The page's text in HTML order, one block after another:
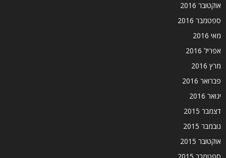
אוקטובר 2016
ספטמבר 2016
מאי 2016
אפריל 2016
מרץ 2016
פברואר 2016
ינואר 2016
דצמבר 2015
נובמבר 2015
אוקטובר 2015